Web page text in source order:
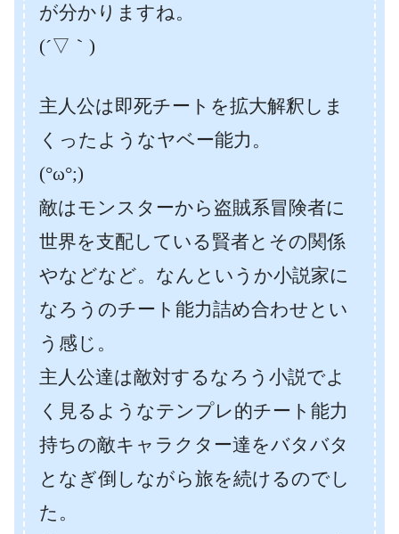
が分かりますね。
(´▽｀)
主人公は即死チートを拡大解釈しま
くったようなヤベー能力。
(°ω°;)
敵はモンスターから盗賊系冒険者に
世界を支配している賢者とその関係
やなどなど。なんというか小説家に
なろうのチート能力詰め合わせとい
う感じ。
主人公達は敵対するなろう小説でよ
く見るようなテンプレ的チート能力
持ちの敵キャラクター達をバタバタ
となぎ倒しながら旅を続けるのでし
た。